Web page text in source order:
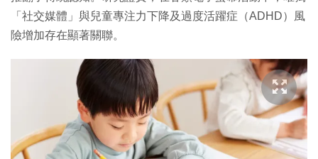
「社交媒體」與兒童專注力下降及過度活躍症（ADHD）風
險增加存在顯著關聯。